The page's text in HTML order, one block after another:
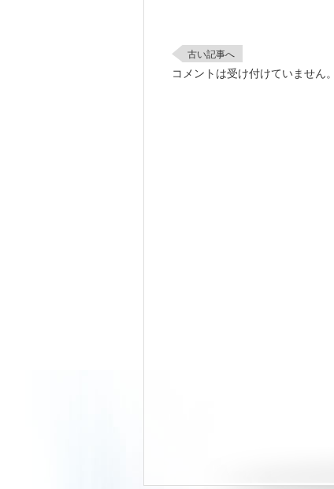
古い記事へ
コメントは受け付けていません。